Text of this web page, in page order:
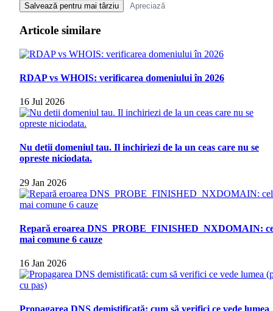
Salvează pentru mai târziu Apreciază
Articole similare
RDAP vs WHOIS: verificarea domeniului în 2026
16 Jul 2026
Nu detii domeniul tau. Il inchiriezi de la un ceas care nu se
opreste niciodata.
29 Jan 2026
Repară eroarea DNS_PROBE_FINISHED_NXDOMAIN:
mai comune 6 cauze
16 Jan 2026